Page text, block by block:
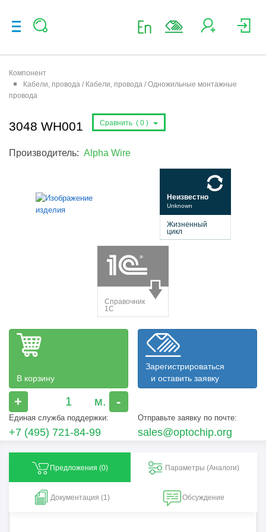
Компонент
Кабели, провода / Кабели, провода / Одножильные монтажные
провода
3048 WH001 Сравнить ( 0 )
Производитель: Alpha Wire
В корзину
+ -
Зарегистрироваться
и оставить заявку
Единая служба поддержки:
+7 (495) 721-84-99
Отправьте заявку по почте:
sales@optochip.org
Предложения (0) Параметры (Aналоги)
Документация (1) Обсуждение